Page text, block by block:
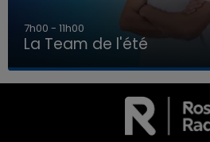
LA TEAM DE L'ÉTÉ
7h00 - 11h00
La Team de l'été